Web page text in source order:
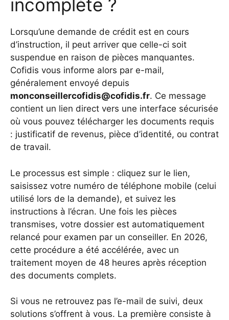
incomplète ?
Lorsqu’une demande de crédit est en cours
d’instruction, il peut arriver que celle-ci soit
suspendue en raison de pièces manquantes.
Cofidis vous informe alors par e-mail,
généralement envoyé depuis
monconseillercofidis@cofidis.fr. Ce message
contient un lien direct vers une interface sécurisée
où vous pouvez télécharger les documents requis
: justificatif de revenus, pièce d’identité, ou contrat
de travail.
Le processus est simple : cliquez sur le lien,
saisissez votre numéro de téléphone mobile (celui
utilisé lors de la demande), et suivez les
instructions à l’écran. Une fois les pièces
transmises, votre dossier est automatiquement
relancé pour examen par un conseiller. En 2026,
cette procédure a été accélérée, avec un
traitement moyen de 48 heures après réception
des documents complets.
Si vous ne retrouvez pas l’e-mail de suivi, deux
solutions s’offrent à vous. La première consiste à